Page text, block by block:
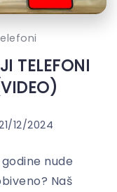
TELEFONI
12/2024
nude
Naš